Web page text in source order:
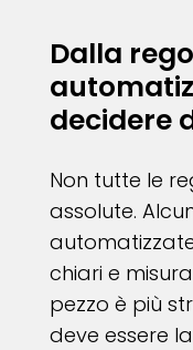
Dalla
decidere
Non tutte le
assolute.
chiari e
pezzo è più
deve essere